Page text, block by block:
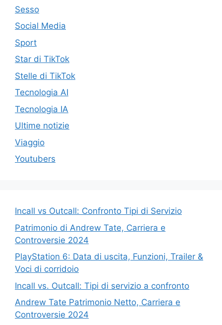
Sesso
Social Media
Sport
Star di TikTok
Stelle di TikTok
Tecnologia AI
Tecnologia IA
Ultime notizie
Viaggio
Youtubers
Incall vs Outcall: Confronto Tipi di Servizio
Patrimonio di Andrew Tate, Carriera e
Controversie 2024
PlayStation 6: Data di uscita, Funzioni, Trailer &
Voci di corridoio
Incall vs. Outcall: Tipi di servizio a confronto
Andrew Tate Patrimonio Netto, Carriera e
Controversie 2024